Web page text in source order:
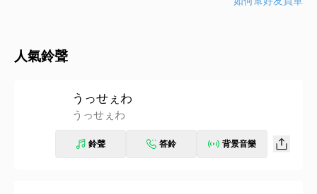
人氣鈴聲
うっせぇわ
うっせぇわ
鈴聲 答鈴 背景音樂